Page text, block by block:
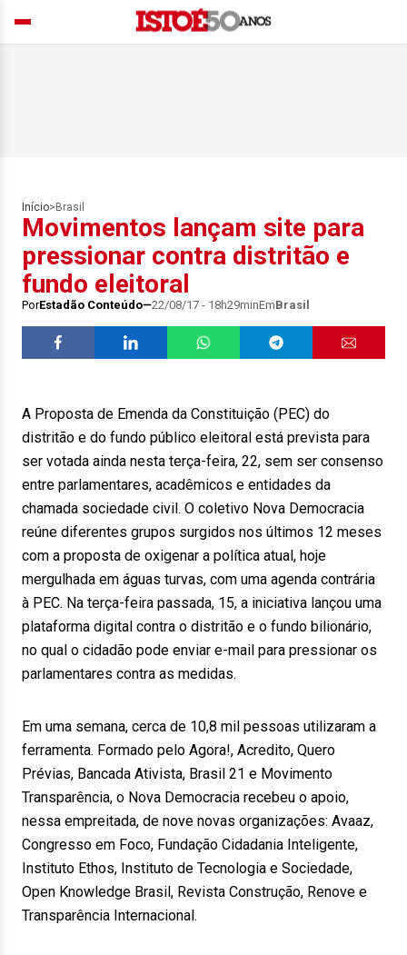
Início> Brasil
Movimentos lançam site para
pressionar contra distritão e
fundo eleitoral
PorEstadão Conteúdo 22/08/17 - 18h29minEmBrasil
A Proposta de Emenda da Constituição (PEC) do
distritão e do fundo público eleitoral está prevista para
ser votada ainda nesta terça-feira, 22, sem ser consenso
entre parlamentares, acadêmicos e entidades da
chamada sociedade civil. O coletivo Nova Democracia
reúne diferentes grupos surgidos nos últimos 12 meses
com a proposta de oxigenar a política atual, hoje
mergulhada em águas turvas, com uma agenda contrária
à PEC. Na terça-feira passada, 15, a iniciativa lançou uma
plataforma digital contra o distritão e o fundo bilionário,
no qual o cidadão pode enviar e-mail para pressionar os
parlamentares contra as medidas.
Em uma semana, cerca de 10,8 mil pessoas utilizaram a
ferramenta. Formado pelo Agora!, Acredito, Quero
Prévias, Bancada Ativista, Brasil 21 e Movimento
Transparência, o Nova Democracia recebeu o apoio,
nessa empreitada, de nove novas organizações: Avaaz,
Congresso em Foco, Fundação Cidadania Inteligente,
Instituto Ethos, Instituto de Tecnologia e Sociedade,
Open Knowledge Brasil, Revista Construção, Renove e
Transparência Internacional.